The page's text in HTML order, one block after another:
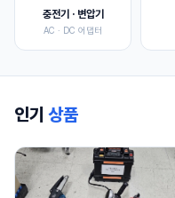
충전기 · 변압기
AC · DC 어댑터
인기 상품